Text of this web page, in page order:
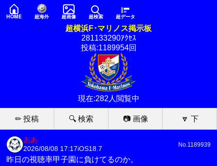
HOME 超海外 超画像 超検索 超データ
超横浜F･マリノス掲示板
281133290ｱｸｾｽ
投稿:1189954回
現在:282人閲覧中
✏ 投稿 🔍 検索 📷 画像 🔽 下
ああ
2026/08/08 17:17iOS18.7
No.1189939
昨日の視聴率甲子園に負けてるのか。